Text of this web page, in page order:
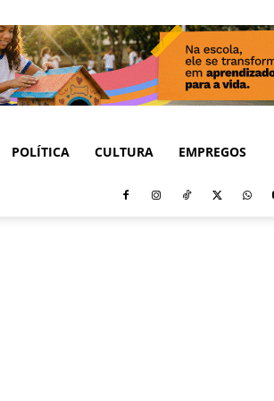
POLÍTICA CULTURA EMPREGOS